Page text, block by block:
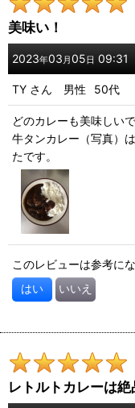
美味い！
2023年03 月05日 09:31
TY さん 男性 50代
どのカレーも美味しいで
牛タンカレー（写真）
たです。
このレビューは参考に
はい いいえ
レトルトカレーは絶